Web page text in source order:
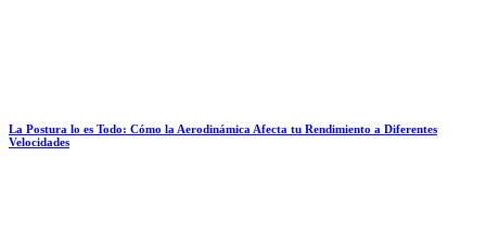
La Postura lo es Todo: Cómo la Aerodinámica Afecta tu Rendimiento a Diferentes
Velocidades